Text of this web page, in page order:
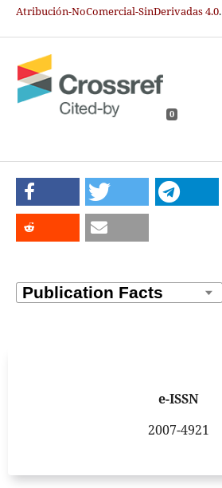
Atribución-NoComercial-SinDerivadas 4.0.
0
e-ISSN
2007-4921